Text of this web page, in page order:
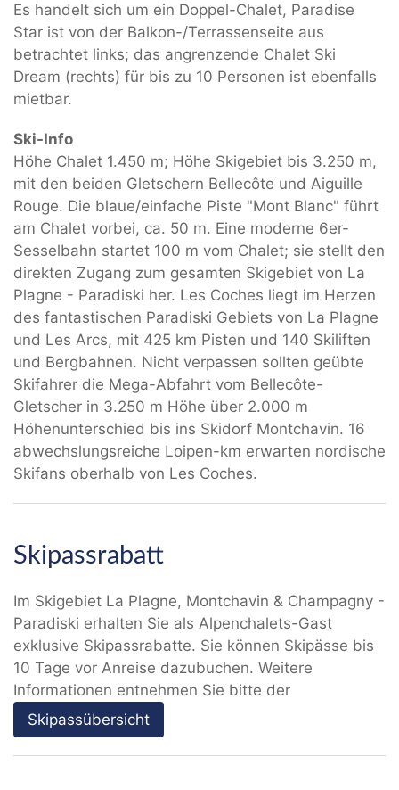
Es handelt sich um ein Doppel-Chalet, Paradise
Star ist von der Balkon-/Terrassenseite aus
betrachtet links; das angrenzende Chalet Ski
Dream (rechts) für bis zu 10 Personen ist ebenfalls
mietbar.
Ski-Info
Höhe Chalet 1.450 m; Höhe Skigebiet bis 3.250 m,
mit den beiden Gletschern Bellecôte und Aiguille
Rouge. Die blaue/einfache Piste "Mont Blanc" führt
am Chalet vorbei, ca. 50 m. Eine moderne 6er-
Sesselbahn startet 100 m vom Chalet; sie stellt den
direkten Zugang zum gesamten Skigebiet von La
Plagne - Paradiski her. Les Coches liegt im Herzen
des fantastischen Paradiski Gebiets von La Plagne
und Les Arcs, mit 425 km Pisten und 140 Skiliften
und Bergbahnen. Nicht verpassen sollten geübte
Skifahrer die Mega-Abfahrt vom Bellecôte-
Gletscher in 3.250 m Höhe über 2.000 m
Höhenunterschied bis ins Skidorf Montchavin. 16
abwechslungsreiche Loipen-km erwarten nordische
Skifans oberhalb von Les Coches.
Skipassrabatt
Im Skigebiet La Plagne, Montchavin & Champagny -
Paradiski erhalten Sie als Alpenchalets-Gast
exklusive Skipassrabatte. Sie können Skipässe bis
10 Tage vor Anreise dazubuchen. Weitere
Informationen entnehmen Sie bitte der
Skipassübersicht